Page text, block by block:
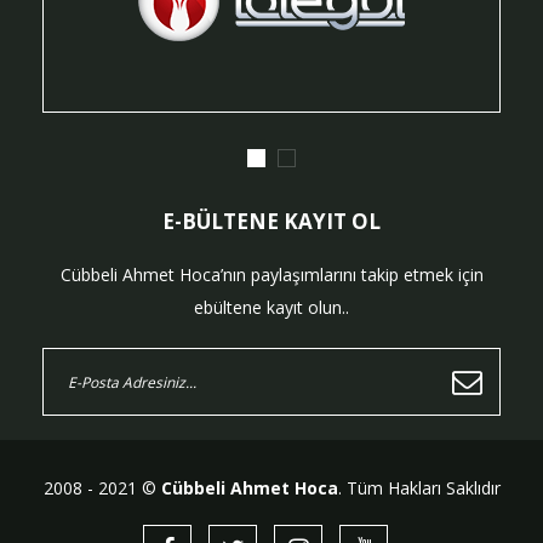
E-BÜLTENE KAYIT OL
Cübbeli Ahmet Hoca’nın paylaşımlarını takip etmek için
ebültene kayıt olun..
2008 - 2021 © Cübbeli Ahmet Hoca. Tüm Hakları Saklıdır